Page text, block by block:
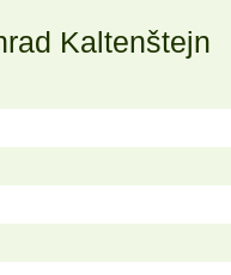
Kaltenštejn